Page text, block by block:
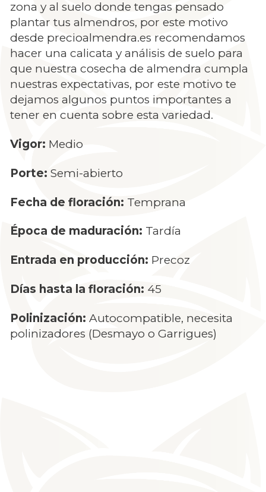
zona y al suelo donde tengas pensado
plantar tus almendros, por este motivo
desde precioalmendra.es recomendamos
hacer una calicata y análisis de suelo para
que nuestra cosecha de almendra cumpla
nuestras expectativas, por este motivo te
dejamos algunos puntos importantes a
tener en cuenta sobre esta variedad.
Vigor: Medio
Porte: Semi-abierto
Fecha de floración: Temprana
Época de maduración: Tardía
Entrada en producción: Precoz
Días hasta la floración: 45
Polinización: Autocompatible, necesita
polinizadores (Desmayo o Garrigues)